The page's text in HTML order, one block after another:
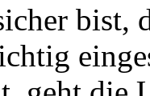
bist,